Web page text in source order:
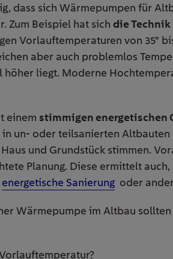
dass sich Wärmepumpen für
Zum Beispiel hat sich die
Vorlauftemperaturen von 35°
aber auch problemlos
höher liegt. Moderne
einem stimmigen energetischen
un- oder teilsanierten
und Grundstück stimmen.
Planung. Diese ermittelt
energetische Sanierung oder
Wärmepumpe im Altbau